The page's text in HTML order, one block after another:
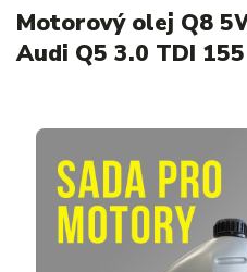
Motorový olej Q8
Audi Q5 3.0 TDI